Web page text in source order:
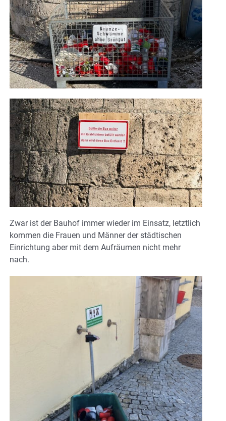
Zwar ist der Bauhof immer wieder im Einsatz, letztlich
kommen die Frauen und Männer der städtischen
Einrichtung aber mit dem Aufräumen nicht mehr
nach.